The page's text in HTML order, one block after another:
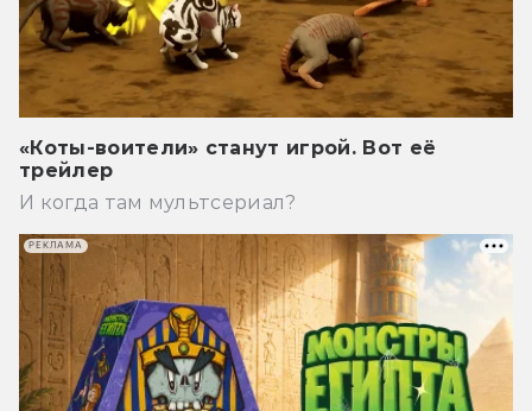
«Коты-воители» станут игрой. Вот её
трейлер
И когда там мультсериал?
РЕКЛАМА